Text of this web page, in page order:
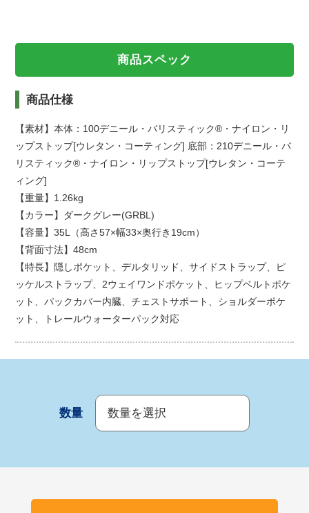
商品スペック
商品仕様
【素材】本体：100デニール・バリスティック®・ナイロン・リ
ップストップ[ウレタン・コーティング] 底部：210デニール・バ
リスティック®・ナイロン・リップストップ[ウレタン・コーテ
ィング]
【重量】1.26kg
【カラー】ダークグレー(GRBL)
【容量】35L（高さ57×幅33×奥行き19cm）
【背面寸法】48cm
【特長】隠しポケット、デルタリッド、サイドストラップ、ピ
ッケルストラップ、2ウェイワンドポケット、ヒップベルトポケ
ット、パックカバー内臓、チェストサポート、ショルダーポケ
ット、トレールウォーターパック対応
数量